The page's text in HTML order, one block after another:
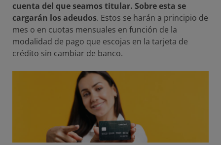
cuenta del que seamos titular. Sobre esta se
cargarán los adeudos. Estos se harán a principio de
mes o en cuotas mensuales en función de la
modalidad de pago que escojas en la tarjeta de
crédito sin cambiar de banco.